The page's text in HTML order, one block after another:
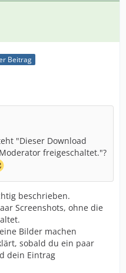
Beitrag
"Dieser Download
freigeschaltet."?
beschrieben.
Screenshots, ohne die
Bilder machen
sobald du ein paar
dein Eintrag